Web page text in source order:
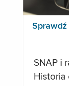
Sprawdź
SNAP i
Historia